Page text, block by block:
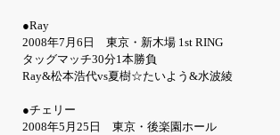
●Ray
2008年7月6日 東京・新木場 1st RING
タッグマッチ30分1本勝負
Ray&松本浩代vs夏樹☆たいよう&水波綾
●チェリー
2008年5月25日 東京・後楽園ホール